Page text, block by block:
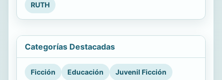
RUTH
Categorías Destacadas
Ficción Educación Juvenil Ficción